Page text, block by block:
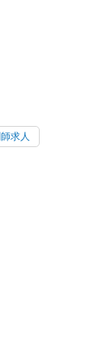
求人